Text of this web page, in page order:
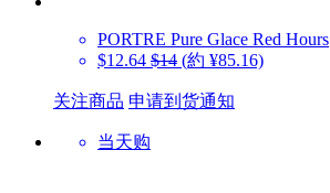
PORTRE Pure Glace Red Hours
$12.64 $14 (約 ¥85.16)
关注商品 申请到货通知
当天购